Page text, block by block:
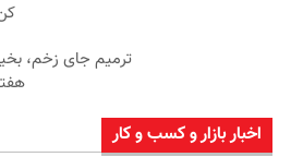
اخبار بازار و کسب و کار